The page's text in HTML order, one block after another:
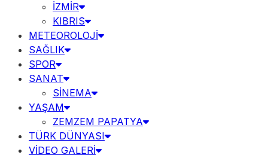
İZMİR
KIBRIS
METEOROLOJİ
SAĞLIK
SPOR
SANAT
SİNEMA
YAŞAM
ZEMZEM PAPATYA
TÜRK DÜNYASI
VİDEO GALERİ